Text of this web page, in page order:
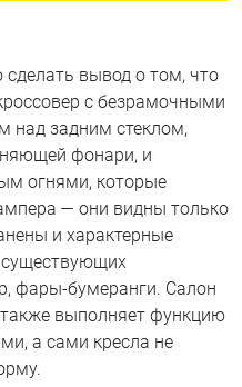
вывод о том, что
с безрамочными
над задним стеклом,
фонари, и
огнями, которые
— они видны только
и характерные
существующих
фары-бумеранги. Салон
выполняет функцию
а сами кресла не